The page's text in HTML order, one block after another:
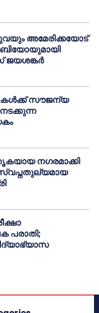
അമേരിക്കയോട്
ജയശങ്കർ
സൗജന്യ
നഗരമാക്കി
സ്വപ്നതുല്യമായ
പരാതി;